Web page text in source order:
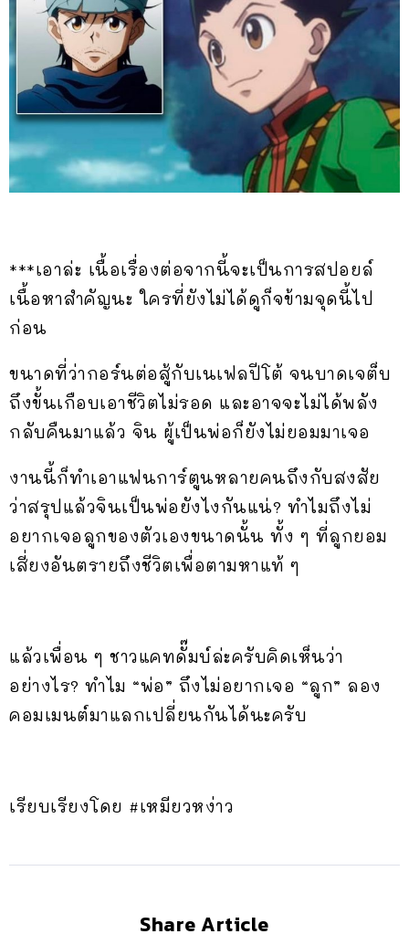
***เอาล่ะ เนื้อเรื่องต่อจากนี้จะเป็นการสปอยล์
เนื้อหาสำคัญนะ ใครที่ยังไม่ได้ดูก็จข้ามจุดนี้ไป
ก่อน
ขนาดที่ว่ากอร์นต่อสู้กับเนเฟลปีโต้ จนบาดเจต็บ
ถึงขั้นเกือบเอาชีวิตไม่รอด และอาจจะไม่ได้พลัง
กลับคืนมาแล้ว จิน ผู้เป็นพ่อก็ยังไม่ยอมมาเจอ
งานนี้ก็ทำเอาแฟนการ์ตูนหลายคนถึงกับสงสัย
ว่าสรุปแล้วจินเป็นพ่อยังไงกันแน่? ทำไมถึงไม่
อยากเจอลูกของตัวเองขนาดนั้น ทั้ง ๆ ที่ลูกยอม
เสี่ยงอันตรายถึงชีวิตเพื่อตามหาแท้ ๆ
แล้วเพื่อน ๆ ชาวแคทดั๊มบ์ล่ะครับคิดเห็นว่า
อย่างไร? ทำไม “พ่อ” ถึงไม่อยากเจอ “ลูก” ลอง
คอมเมนต์มาแลกเปลี่ยนกันได้นะครับ
เรียบเรียงโดย #เหมียวหง่าว
Share Article